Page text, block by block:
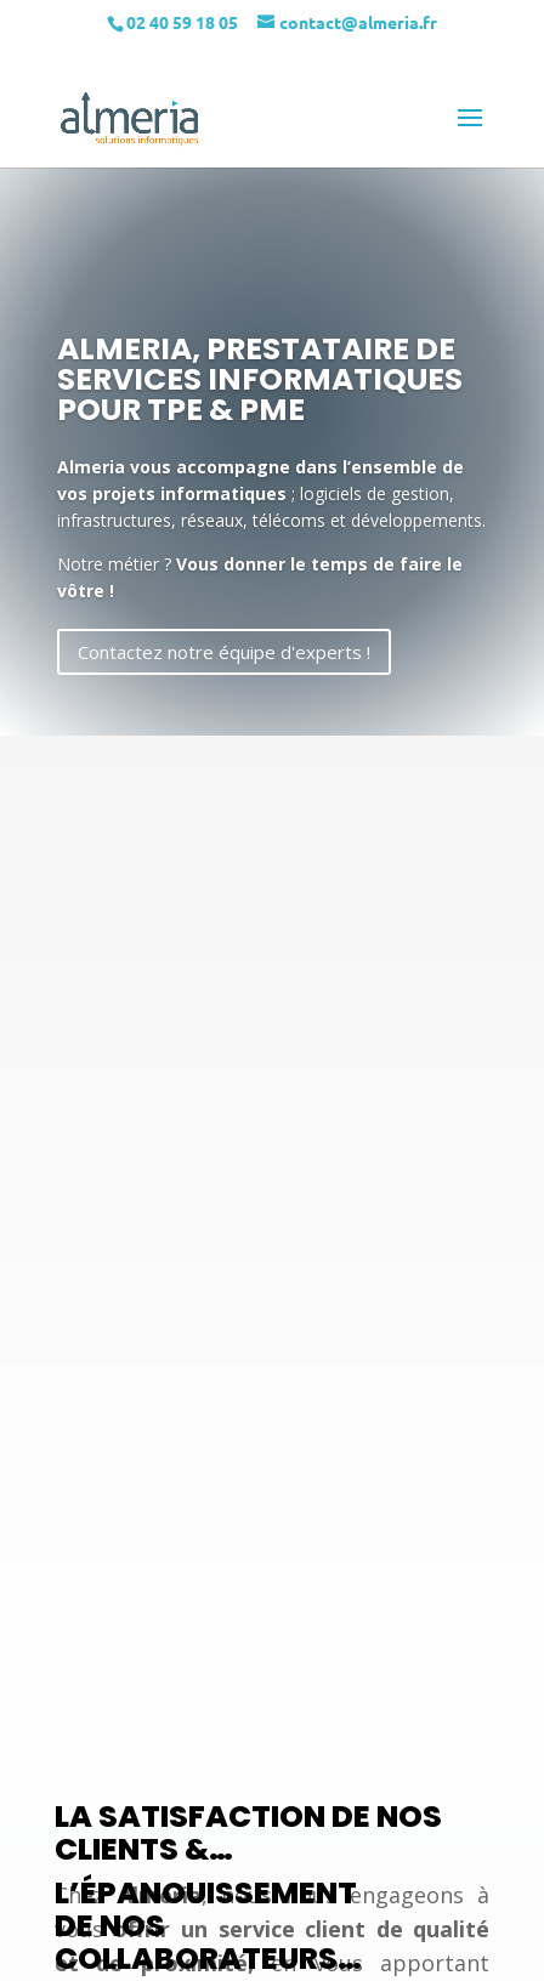
02 40 59 18 05 contact@almeria.fr
ALMERIA, PRESTATAIRE DE
SERVICES INFORMATIQUES
POUR TPE & PME
Almeria vous accompagne dans l’ensemble de
vos projets informatiques ; logiciels de gestion,
infrastructures, réseaux, télécoms et développements.
Notre métier ? Vous donner le temps de faire le
vôtre !
Contactez notre équipe d'experts !
LA SATISFACTION DE NOS
CLIENTS &…
ChezAlmeria, nous nous engageons à
vousoffrir un service client de qualité
et de proximité,en vous apportant
L’ÉPANOUISSEMENT
DE NOS
COLLABORATEURS…